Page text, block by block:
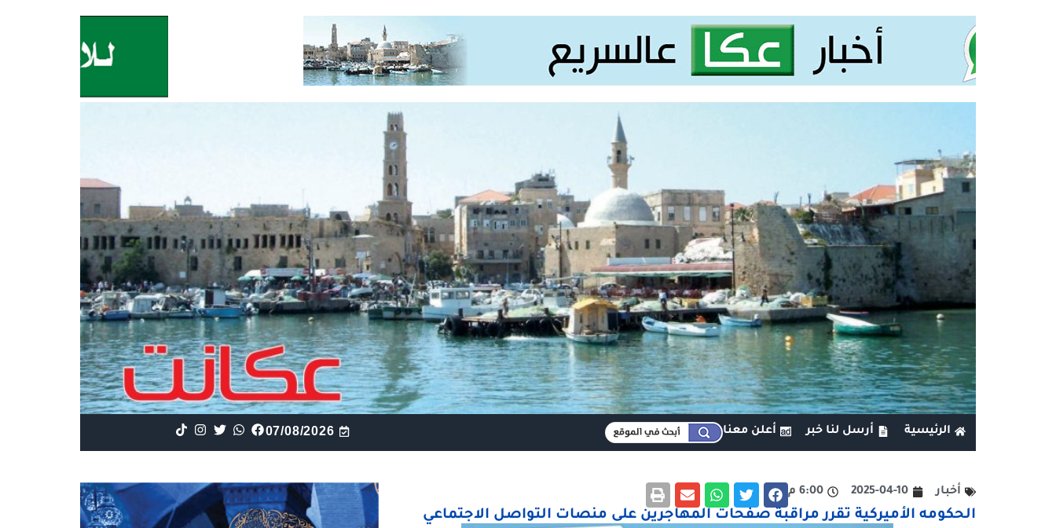
الرئيسية أرسل لنا خبر أعلن معنا 07/08/2026
أخبار 2025-04-10 6:00 م
الحكومه الأميركية تقرر مراقبة صفحات المهاجرين على منصات التواصل الاجتماعي